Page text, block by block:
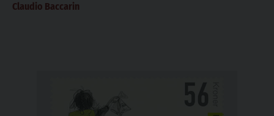
Claudio Baccarin